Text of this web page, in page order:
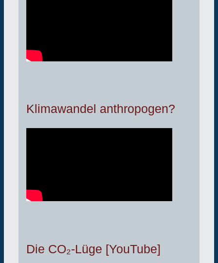
Klimawandel anthropogen?
Die CO₂-Lüge [YouTube]